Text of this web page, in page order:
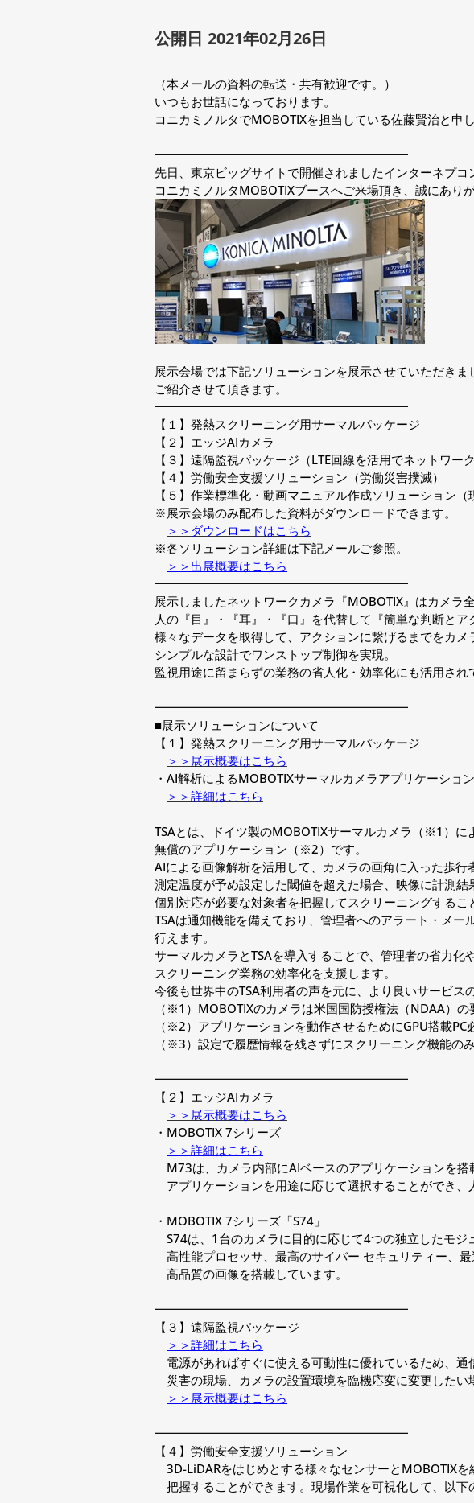
公開日 2021年02月26日
（本メールの資料の転送・共有歓迎です。）
いつもお世話になっております。
コニカミノルタでMOBOTIXを担当している佐藤賢治と申し
━━━━━━━━━━━━━━━━━━━━━
先日、東京ビッグサイトで開催されましたインターネプコ
コニカミノルタMOBOTIXブースへご来場頂き、誠にあり
展示会場では下記ソリューションを展示させていただきま
ご紹介させて頂きます。
━━━━━━━━━━━━━━━━━━━━━
【１】発熱スクリーニング用サーマルパッケージ
【２】エッジAIカメラ
【３】遠隔監視パッケージ（LTE回線を活用でネットワー
【４】労働安全支援ソリューション（労働災害撲滅）
【５】作業標準化・動画マニュアル作成ソリューション（
※展示会場のみ配布した資料がダウンロードできます。
＞＞ダウンロードはこちら
※各ソリューション詳細は下記メールご参照。
＞＞出展概要はこちら
━━━━━━━━━━━━━━━━━━━━━
展示しましたネットワークカメラ『MOBOTIX』はカメラ全
人の『目』・『耳』・『口』を代替して『簡単な判断とア
様々なデータを取得して、アクションに繋げるまでをカ
シンプルな設計でワンストップ制御を実現。
監視用途に留まらずの業務の省人化・効率化にも活用され
━━━━━━━━━━━━━━━━━━━━━
■展示ソリューションについて
【１】発熱スクリーニング用サーマルパッケージ
＞＞展示概要はこちら
・AI解析によるMOBOTIXサーマルカメラアプリケーション
＞＞詳細はこちら
TSAとは、ドイツ製のMOBOTIXサーマルカメラ（※1）
無償のアプリケーション（※2）です。
AIによる画像解析を活用して、カメラの画角に入った歩行
測定温度が予め設定した閾値を超えた場合、映像に計測
個別対応が必要な対象者を把握してスクリーニングする
TSAは通知機能を備えており、管理者へのアラート・メ
行えます。
サーマルカメラとTSAを導入することで、管理者の省力
スクリーニング業務の効率化を支援します。
今後も世界中のTSA利用者の声を元に、より良いサービス
（※1）MOBOTIXのカメラは米国国防授権法（NDAA）
（※2）アプリケーションを動作させるためにGPU搭載PC
（※3）設定で履歴情報を残さずにスクリーニング機能の
━━━━━━━━━━━━━━━━━━━━━
【２】エッジAIカメラ
＞＞展示概要はこちら
・MOBOTIX 7シリーズ
＞＞詳細はこちら
M73は、カメラ内部にAIベースのアプリケーションを搭
アプリケーションを用途に応じて選択することができ、
・MOBOTIX 7シリーズ「S74」
S74は、1台のカメラに目的に応じて4つの独立したモジ
高性能プロセッサ、最高のサイバー セキュリティー、
高品質の画像を搭載しています。
━━━━━━━━━━━━━━━━━━━━━
【３】遠隔監視パッケージ
＞＞詳細はこちら
電源があればすぐに使える可動性に優れているため、通
災害の現場、カメラの設置環境を臨機応変に変更したい
＞＞展示概要はこちら
━━━━━━━━━━━━━━━━━━━━━
【４】労働安全支援ソリューション
3D-LiDARをはじめとする様々なセンサーとMOBOTIX
把握することができます。現場作業を可視化して、以下